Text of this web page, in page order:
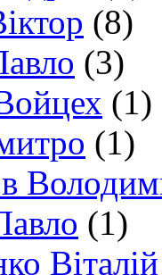
(8)
(3)
(1)
(1)
(1)
Віталій